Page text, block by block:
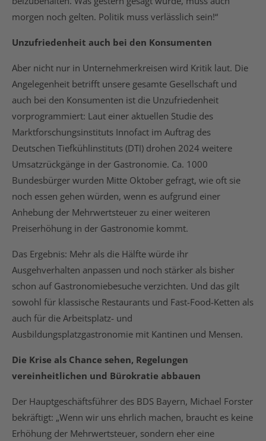
morgen noch gelten. Politik muss verlässlich sein!“
Unzufriedenheit auch bei den Konsumenten
Aber nicht nur in Unternehmerkreisen wird Kritik laut. Die
Angelegenheit betrifft unsere gesamte Gesellschaft und
auch bei den Konsumenten ist die Unzufriedenheit
vorprogrammiert: Laut einer aktuellen Studie des
Marktforschungsinstituts Innofact im Auftrag des
Deutschen Tiefkühlinstituts (DTI) drohen 2024 weitere
Umsatzrückgänge in der Gastronomie. Ca. 1000
Bundesbürger wurden Mitte Oktober gefragt, wie oft sie
noch essen gehen würden, wenn es aufgrund einer
Anhebung der Mehrwertsteuer zu einer weiteren
Preiserhöhung in der Gastronomie kommt.
Das Ergebnis: Mehr als die Hälfte würde ihr
Ausgehverhalten anpassen und noch stärker als bisher
schon auf Gastronomiebesuche verzichten. Und das gilt
sowohl für klassische Restaurants und Fast-Food-Ketten als
auch für die Arbeitsplatz- und
Ausbildungsplatzgastronomie mit Kantinen und Mensen.
Die Krise als Chance sehen, Regelungen
vereinheitlichen und Bürokratie abbauen
Der Hauptgeschäftsführer des BDS Bayern, Michael Forster
bekräftigt: „Wenn wir uns ehrlich machen, braucht es keine
Erhöhung der Mehrwertsteuer, sondern eher eine